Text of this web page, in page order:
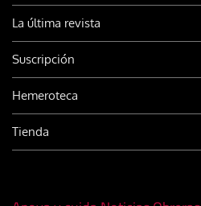
La última revista
Suscripción
Hemeroteca
Tienda